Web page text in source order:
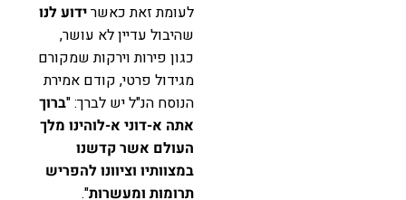
לעומת זאת כאשרידוע לנו
שהיבול עדיין לא עושר,
כגון פירות וירקות שמקורם
מגידול פרטי, קודם אמירת
הנוסח הנ"ל יש לברך: "ברוך
אתה א-דוני א-לוהינו מלך
העולם אשר קדשנו
במצוותיו וציוונו להפריש
תרומות ומעשרות".